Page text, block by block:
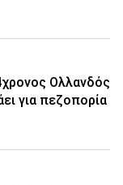
Ολλανδός
για πεζοπορία